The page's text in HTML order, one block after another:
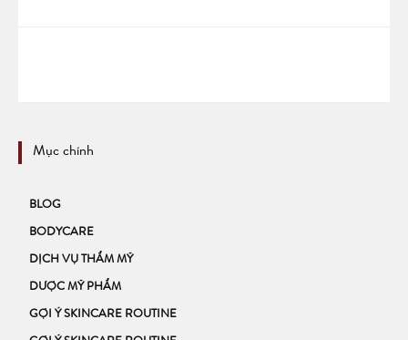
Mục chính
BLOG
BODYCARE
DỊCH VỤ THẨM MỸ
DƯỢC MỸ PHẨM
GỢI Ý SKINCARE ROUTINE